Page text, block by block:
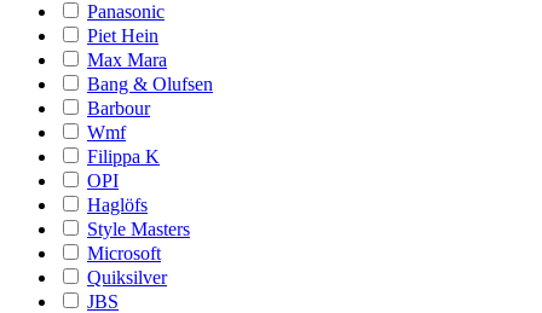
Panasonic
Piet Hein
Max Mara
Bang & Olufsen
Barbour
Wmf
Filippa K
OPI
Haglöfs
Style Masters
Microsoft
Quiksilver
JBS